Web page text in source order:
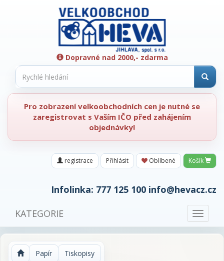
Dopravné nad 2000,- zdarma
Pro zobrazení velkoobchodních cen je nutné se
zaregistrovat s Vaším IČO před zahájením
objednávky!
registrace Přihlásit Oblíbené Košík
Infolinka: 777 125 100 info@hevacz.cz
Toggle
KATEGORIE
Papír Tiskopisy